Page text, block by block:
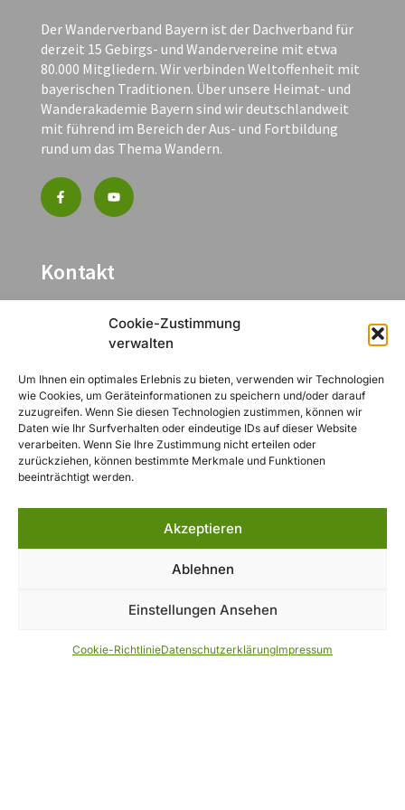
Cookie-Zustimmung
verwalten
Um Ihnen ein optimales Erlebnis zu bieten, verwenden wir Technologien
wie Cookies, um Geräteinformationen zu speichern und/oder darauf
zuzugreifen. Wenn Sie diesen Technologien zustimmen, können wir
Daten wie Ihr Surfverhalten oder eindeutige IDs auf dieser Website
verarbeiten. Wenn Sie Ihre Zustimmung nicht erteilen oder
zurückziehen, können bestimmte Merkmale und Funktionen
beeinträchtigt werden.
Akzeptieren
Ablehnen
Einstellungen Ansehen
Cookie-RichtlinieDatenschutzerklärungImpressum
Der Wanderverband Bayern ist der Dachverband für
derzeit 15 Gebirgs- und Wandervereine mit etwa
80.000 Mitgliedern. Wir verbinden Weltoffenheit mit
bayerischen Traditionen. Über unsere Heimat- und
Wanderakademie Bayern sind wir deutschlandweit
mit führend im Bereich der Aus- und Fortbildung
rund um das Thema Wandern.
Kontakt
90443 Nürnberg
info@wanderverband-bayern.de
Jetzt Veranstaltung buchen
Navigation
Fortbildungen & Termine